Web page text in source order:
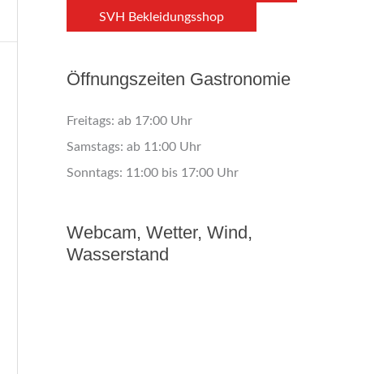
SVH Bekleidungsshop
Öffnungszeiten Gastronomie
Freitags: ab 17:00 Uhr
Samstags: ab 11:00 Uhr
Sonntags: 11:00 bis 17:00 Uhr
Webcam, Wetter, Wind,
Wasserstand